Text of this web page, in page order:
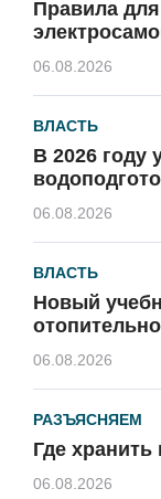
Правила
06.08.2026
ВЛАСТЬ
В 2026 году
06.08.2026
ВЛАСТЬ
Новый
06.08.2026
РАЗЪЯСНЯЕМ
Где хранить
06.08.2026